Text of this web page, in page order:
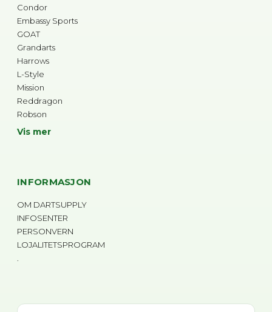
Condor
Embassy Sports
GOAT
Grandarts
Harrows
L-Style
Mission
Reddragon
Robson
Vis mer
INFORMASJON
OM DARTSUPPLY
INFOSENTER
PERSONVERN
LOJALITETSPROGRAM